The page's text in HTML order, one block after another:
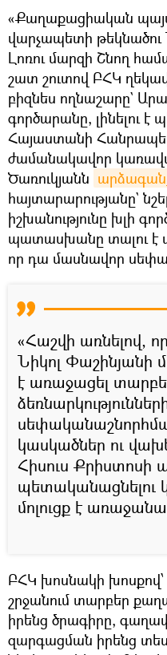
«Քաղաքացիական
վարչապետի թեկնածու
Լոռու մարզի Շնող
շատ շուտով ԲՀԿ
բիզնես ողնաշարը`
գործարանը, լինելու
Հայաստանի
ժամանակավոր
Ծառուկյանն
հայտարարությանը`
իշխանությունը խլի
պատասխանը տալու է
որ դա մասնավոր
«Հաշվի առնելով,
Նիկոլ Փաշինյանի
է առաջացել
կասկածներ ու
Հիսուս Քրիստոսի
պետականացնելու
մոլուցք է
ԲՀԿ խոսնակի
շրջանում տարբեր
իրենց ծրագիրը,
զարգացման իրենց